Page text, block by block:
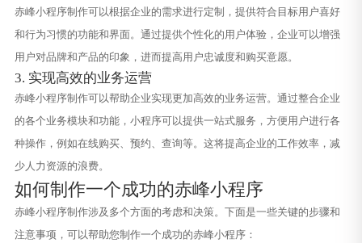
赤峰小程序制作可以根据企业的需求进行定制，提供符合目标用户喜好
和行为习惯的功能和界面。通过提供个性化的用户体验，企业可以增强
用户对品牌和产品的印象，进而提高用户忠诚度和购买意愿。
3. 实现高效的业务运营
赤峰小程序制作可以帮助企业实现更加高效的业务运营。通过整合企业
的各个业务模块和功能，小程序可以提供一站式服务，方便用户进行各
种操作，例如在线购买、预约、查询等。这将提高企业的工作效率，减
少人力资源的浪费。
如何制作一个成功的赤峰小程序
赤峰小程序制作涉及多个方面的考虑和决策。下面是一些关键的步骤和
注意事项，可以帮助您制作一个成功的赤峰小程序：